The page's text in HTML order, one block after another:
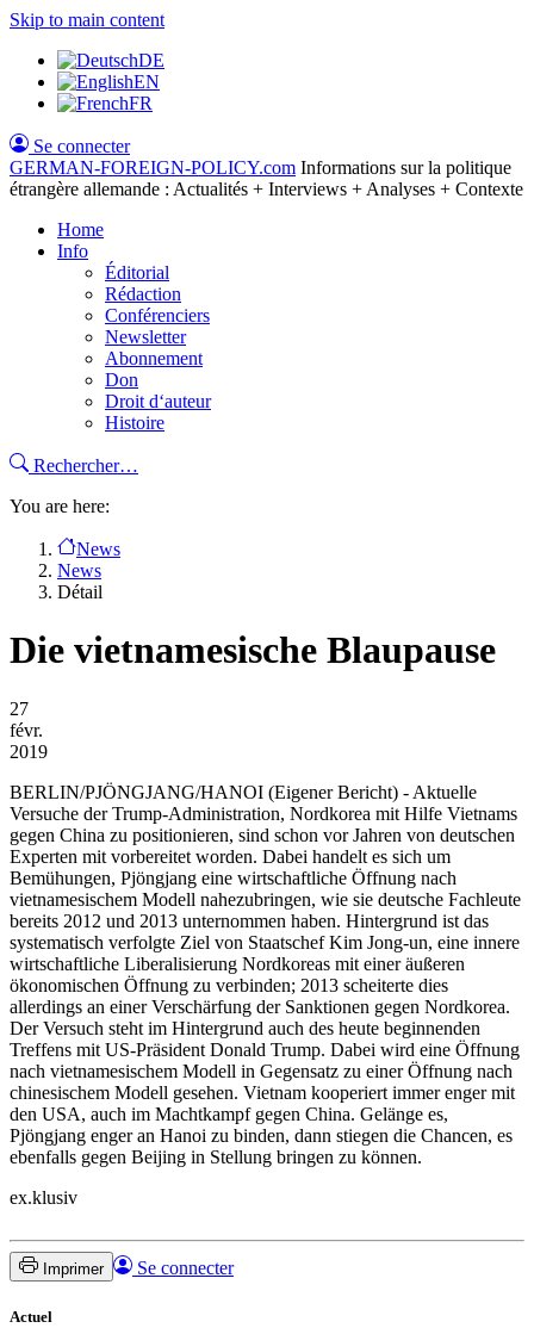
Skip to main content
DE
EN
FR
Se connecter
GERMAN-FOREIGN-POLICY.com Informations sur la politique
étrangère allemande : Actualités + Interviews + Analyses + Contexte
Home
Info
Éditorial
Rédaction
Conférenciers
Newsletter
Abonnement
Don
Droit d‘auteur
Histoire
Rechercher…
You are here:
News
News
Détail
Die vietnamesische Blaupause
27
févr.
2019
BERLIN/PJÖNGJANG/HANOI (Eigener Bericht) - Aktuelle
Versuche der Trump-Administration, Nordkorea mit Hilfe Vietnams
gegen China zu positionieren, sind schon vor Jahren von deutschen
Experten mit vorbereitet worden. Dabei handelt es sich um
Bemühungen, Pjöngjang eine wirtschaftliche Öffnung nach
vietnamesischem Modell nahezubringen, wie sie deutsche Fachleute
bereits 2012 und 2013 unternommen haben. Hintergrund ist das
systematisch verfolgte Ziel von Staatschef Kim Jong-un, eine innere
wirtschaftliche Liberalisierung Nordkoreas mit einer äußeren
ökonomischen Öffnung zu verbinden; 2013 scheiterte dies
allerdings an einer Verschärfung der Sanktionen gegen Nordkorea.
Der Versuch steht im Hintergrund auch des heute beginnenden
Treffens mit US-Präsident Donald Trump. Dabei wird eine Öffnung
nach vietnamesischem Modell in Gegensatz zu einer Öffnung nach
chinesischem Modell gesehen. Vietnam kooperiert immer enger mit
den USA, auch im Machtkampf gegen China. Gelänge es,
Pjöngjang enger an Hanoi zu binden, dann stiegen die Chancen, es
ebenfalls gegen Beijing in Stellung bringen zu können.
ex.klusiv
Imprimer Se connecter
Actuel